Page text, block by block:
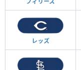
レッズ